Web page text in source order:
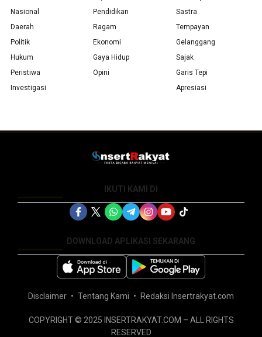
Nasional
Daerah
Politik
Hukum
Peristiwa
Investigasi
Pendidikan
Ragam
Ekonomi
Gaya Hidup
Opini
Sastra
Tempayan
Gelanggang
Sajak
Garis Tepi
Apresiasi
IKUTI KAMI DI
DOWNLOAD APLIKASI SEKARANG
Disclaimer Tentang Kami Redaksi Insertrakyat.com
COPYRIGHT © 2025 INSERTRAKYAT.COM – ALL RIGHTS
RESERVED